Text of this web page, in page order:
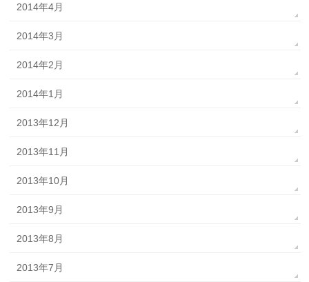
2014年4月
2014年3月
2014年2月
2014年1月
2013年12月
2013年11月
2013年10月
2013年9月
2013年8月
2013年7月